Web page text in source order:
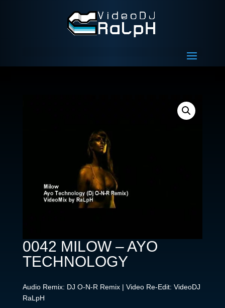
0042 MILOW – AYO
TECHNOLOGY
Audio Remix: DJ O-N-R Remix | Video Re-Edit: VideoDJ
RaLpH